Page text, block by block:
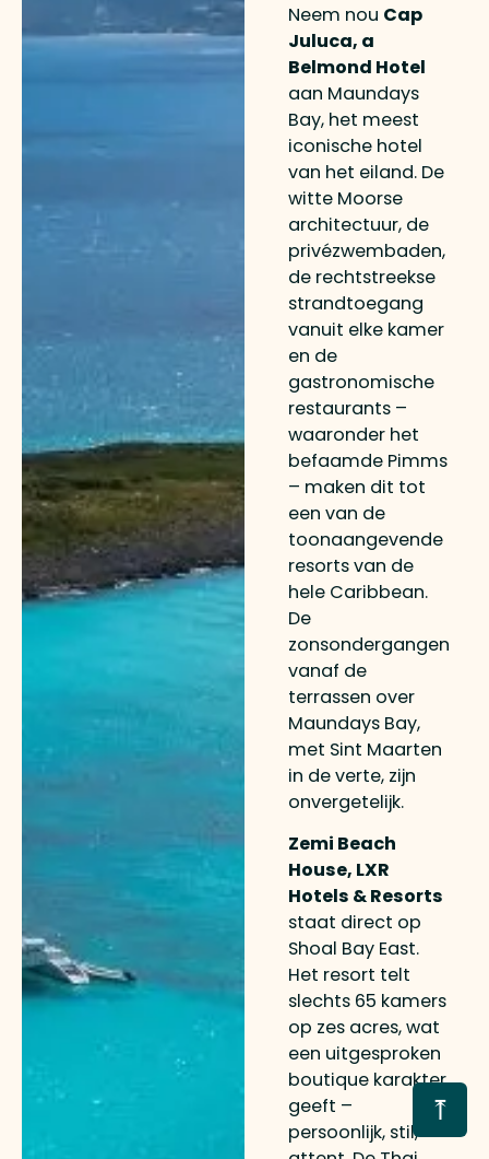
Neem nou Cap
Juluca, a
Belmond Hotel
aan Maundays
Bay, het meest
iconische hotel
van het eiland. De
witte Moorse
architectuur, de
privézwembaden,
de rechtstreekse
strandtoegang
vanuit elke kamer
en de
gastronomische
restaurants –
waaronder het
befaamde Pimms
– maken dit tot
een van de
toonaangevende
resorts van de
hele Caribbean.
De
zonsondergangen
vanaf de
terrassen over
Maundays Bay,
met Sint Maarten
in de verte, zijn
onvergetelijk.
Zemi Beach
House, LXR
Hotels & Resorts
staat direct op
Shoal Bay East.
Het resort telt
slechts 65 kamers
op zes acres, wat
een uitgesproken
boutique karakter
geeft –
persoonlijk, stil,
⤒